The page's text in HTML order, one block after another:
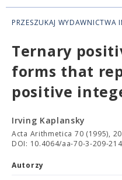
PRZESZUKAJ WYDAWNICTWA
Ternary
forms that
positive
Irving Kaplansky
Acta Arithmetica 70 (1995),
DOI: 10.4064/aa-70-3-209-214
Autorzy